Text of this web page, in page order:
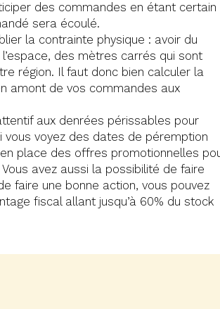
des commandes en étant certain
sera écoulé.
la contrainte physique : avoir du
des mètres carrés qui sont
région. Il faut donc bien calculer la
amont de vos commandes aux
aux denrées périssables pour
vous voyez des dates de péremption
place des offres promotionnelles
avez aussi la possibilité de faire
faire une bonne action, vous pouvez
fiscal allant jusqu’à 60% du stock